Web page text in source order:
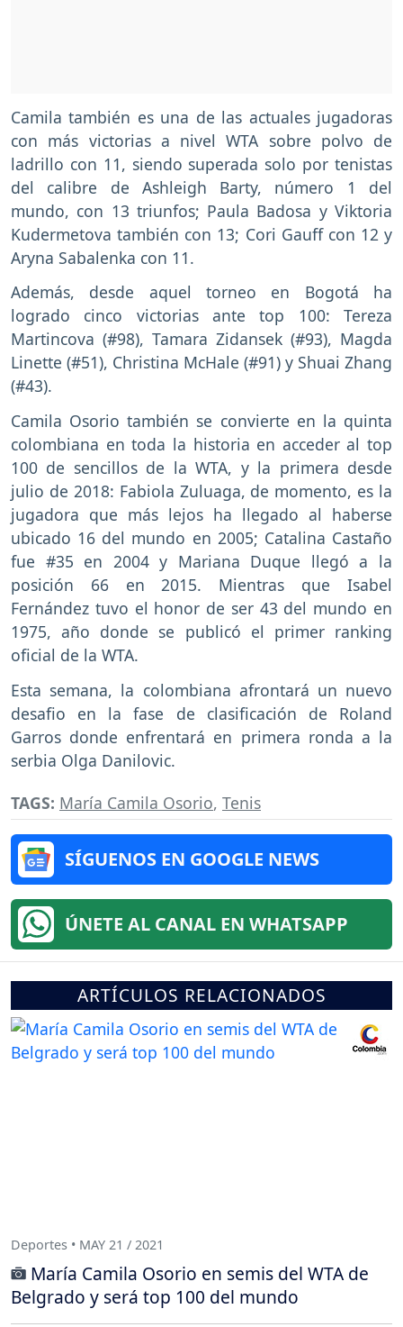
Camila también es una de las actuales jugadoras
con más victorias a nivel WTA sobre polvo de
ladrillo con 11, siendo superada solo por tenistas
del calibre de Ashleigh Barty, número 1 del
mundo, con 13 triunfos; Paula Badosa y Viktoria
Kudermetova también con 13; Cori Gauff con 12 y
Aryna Sabalenka con 11.
Además, desde aquel torneo en Bogotá ha
logrado cinco victorias ante top 100: Tereza
Martincova (#98), Tamara Zidansek (#93), Magda
Linette (#51), Christina McHale (#91) y Shuai Zhang
(#43).
Camila Osorio también se convierte en la quinta
colombiana en toda la historia en acceder al top
100 de sencillos de la WTA, y la primera desde
julio de 2018: Fabiola Zuluaga, de momento, es la
jugadora que más lejos ha llegado al haberse
ubicado 16 del mundo en 2005; Catalina Castaño
fue #35 en 2004 y Mariana Duque llegó a la
posición 66 en 2015. Mientras que Isabel
Fernández tuvo el honor de ser 43 del mundo en
1975, año donde se publicó el primer ranking
oficial de la WTA.
Esta semana, la colombiana afrontará un nuevo
desafio en la fase de clasificación de Roland
Garros donde enfrentará en primera ronda a la
serbia Olga Danilovic.
TAGS: María Camila Osorio, Tenis
SÍGUENOS EN GOOGLE NEWS
ÚNETE AL CANAL EN WHATSAPP
ARTÍCULOS RELACIONADOS
Deportes • MAY 21 / 2021
María Camila Osorio en semis del WTA de
Belgrado y será top 100 del mundo